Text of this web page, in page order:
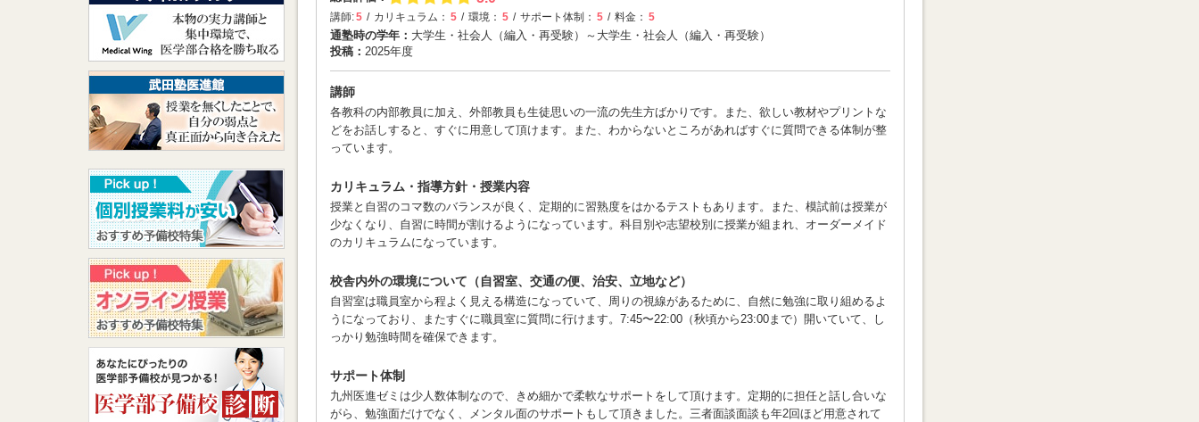
講師:5 カリキュラム： 5 環境： 5 サポート体制： 5 料金： 5
通塾時の学年： 大学生・社会人（編入・再受験）～大学生・社会人（編入・再受験）
投稿： 2025年度
講師
各教科の内部教員に加え、外部教員も生徒思いの一流の先生方ばかりです。また、欲しい教材やプリントな
どをお話しすると、すぐに用意して頂けます。また、わからないところがあればすぐに質問できる体制が整
っています。
カリキュラム・指導方針・授業内容
授業と自習のコマ数のバランスが良く、定期的に習熟度をはかるテストもあります。また、模試前は授業が
少なくなり、自習に時間が割けるようになっています。科目別や志望校別に授業が組まれ、オーダーメイド
のカリキュラムになっています。
校舎内外の環境について（自習室、交通の便、治安、立地など）
自習室は職員室から程よく見える構造になっていて、周りの視線があるために、自然に勉強に取り組めるよ
うになっており、またすぐに職員室に質問に行けます。7:45〜22:00（秋頃から23:00まで）開いていて、し
っかり勉強時間を確保できます。
サポート体制
九州医進ゼミは少人数体制なので、きめ細かで柔軟なサポートをして頂けます。定期的に担任と話し合いな
がら、勉強面だけでなく、メンタル面のサポートもして頂きました。三者面談面談も年2回ほど用意されて